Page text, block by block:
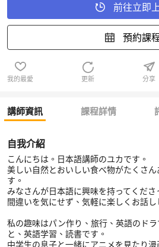
前往立即
預約課
我的最愛 更新 分享
講師資訊 課程詳情
自我介紹
こんにちは。日本語講師のユカです。
美しい自然とおいしい食べ物がたくさ
す。
みなさんが日本語に興味を持ってくださ
間違いを気にせず、気軽に楽しくお話し
私の趣味はパン作り、旅行、英語のド
と、英語学習、読書です。
中学生の息子と一緒にアニメを見たり